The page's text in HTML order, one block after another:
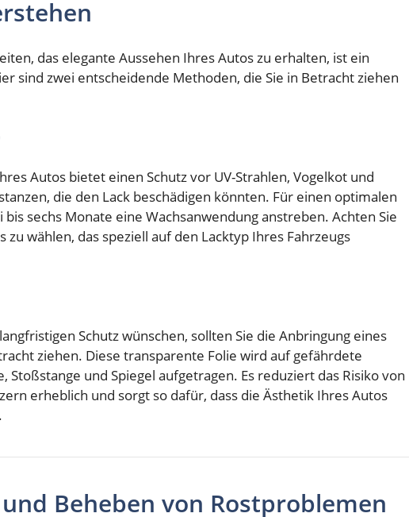
das elegante Aussehen Ihres Autos zu erhalten, ist ein
sind zwei entscheidende Methoden, die Sie in Betracht ziehen
Autos bietet einen Schutz vor UV-Strahlen, Vogelkot und
die den Lack beschädigen könnten. Für einen optimalen
bis sechs Monate eine Wachsanwendung anstreben. Achten Sie
zu wählen, das speziell auf den Lacktyp Ihres Fahrzeugs
Schutz wünschen, sollten Sie die Anbringung eines
ziehen. Diese transparente Folie wird auf gefährdete
Stoßstange und Spiegel aufgetragen. Es reduziert das Risiko von
erheblich und sorgt so dafür, dass die Ästhetik Ihres Autos
Beheben von Rostproblemen